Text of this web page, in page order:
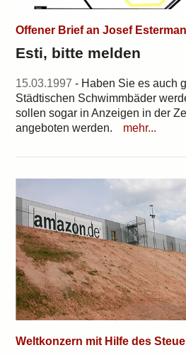
Offener Brief an Josef
Esti, bitte melden
15.03.1997 - Haben Sie es auch
Städtischen Schwimmbäder
sollen sogar in Anzeigen in der
angeboten werden.
mehr...
Weltkonzern mit Hilfe des